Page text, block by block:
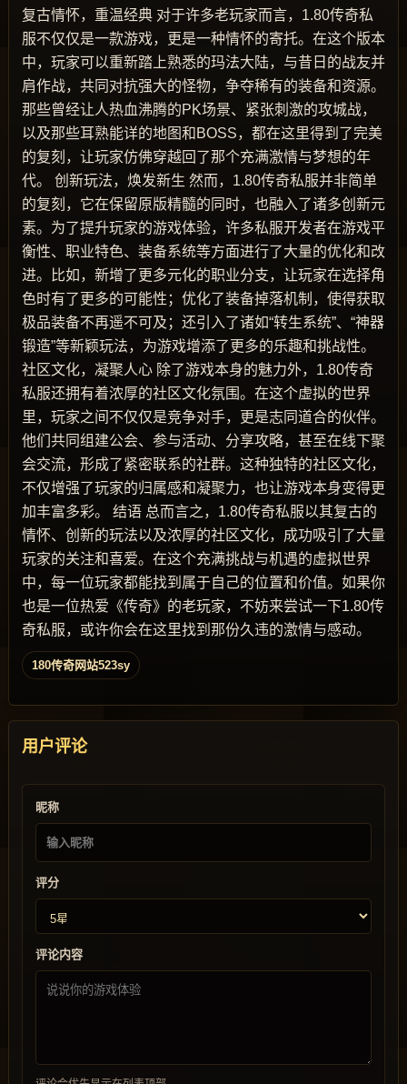
复古情怀，重温经典 对于许多老玩家而言，1.80传奇私
服不仅仅是一款游戏，更是一种情怀的寄托。在这个版本
中，玩家可以重新踏上熟悉的玛法大陆，与昔日的战友并
肩作战，共同对抗强大的怪物，争夺稀有的装备和资源。
那些曾经让人热血沸腾的PK场景、紧张刺激的攻城战，
以及那些耳熟能详的地图和BOSS，都在这里得到了完美
的复刻，让玩家仿佛穿越回了那个充满激情与梦想的年
代。 创新玩法，焕发新生 然而，1.80传奇私服并非简单
的复刻，它在保留原版精髓的同时，也融入了诸多创新元
素。为了提升玩家的游戏体验，许多私服开发者在游戏平
衡性、职业特色、装备系统等方面进行了大量的优化和改
进。比如，新增了更多元化的职业分支，让玩家在选择角
色时有了更多的可能性；优化了装备掉落机制，使得获取
极品装备不再遥不可及；还引入了诸如“转生系统”、“神器
锻造”等新颖玩法，为游戏增添了更多的乐趣和挑战性。
社区文化，凝聚人心 除了游戏本身的魅力外，1.80传奇
私服还拥有着浓厚的社区文化氛围。在这个虚拟的世界
里，玩家之间不仅仅是竞争对手，更是志同道合的伙伴。
他们共同组建公会、参与活动、分享攻略，甚至在线下聚
会交流，形成了紧密联系的社群。这种独特的社区文化，
不仅增强了玩家的归属感和凝聚力，也让游戏本身变得更
加丰富多彩。 结语 总而言之，1.80传奇私服以其复古的
情怀、创新的玩法以及浓厚的社区文化，成功吸引了大量
玩家的关注和喜爱。在这个充满挑战与机遇的虚拟世界
中，每一位玩家都能找到属于自己的位置和价值。如果你
也是一位热爱《传奇》的老玩家，不妨来尝试一下1.80传
奇私服，或许你会在这里找到那份久违的激情与感动。
180传奇网站523sy
用户评论
昵称
评分
评论内容